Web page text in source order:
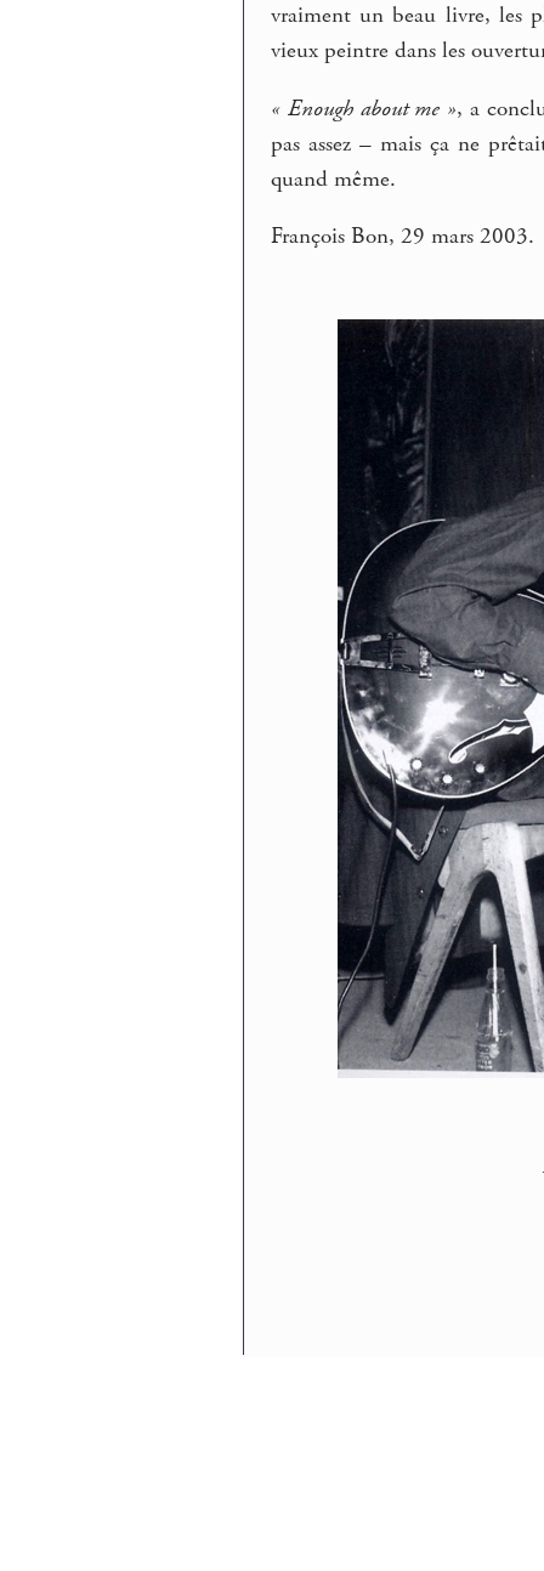
vraiment un beau livre, les
vieux peintre dans les
« Enough about me », a
pas assez – mais ça ne
quand même.
François Bon, 29 mars 2003.